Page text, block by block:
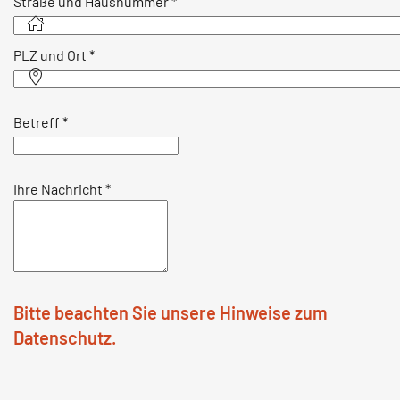
PLZ und Ort *
Betreff *
Ihre Nachricht *
Bitte beachten Sie unsere Hinweise zum
Datenschutz.